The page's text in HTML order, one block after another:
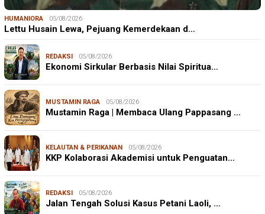
HUMANIORA 05/08/2026
Lettu Husain Lewa, Pejuang Kemerdekaan d…
REDAKSI 05/08/2026
Ekonomi Sirkular Berbasis Nilai Spiritua…
MUSTAMIN RAGA 05/08/2026
Mustamin Raga | Membaca Ulang Pappasang …
KELAUTAN & PERIKANAN 05/08/2026
KKP Kolaborasi Akademisi untuk Penguatan…
REDAKSI 05/08/2026
Jalan Tengah Solusi Kasus Petani Laoli, …